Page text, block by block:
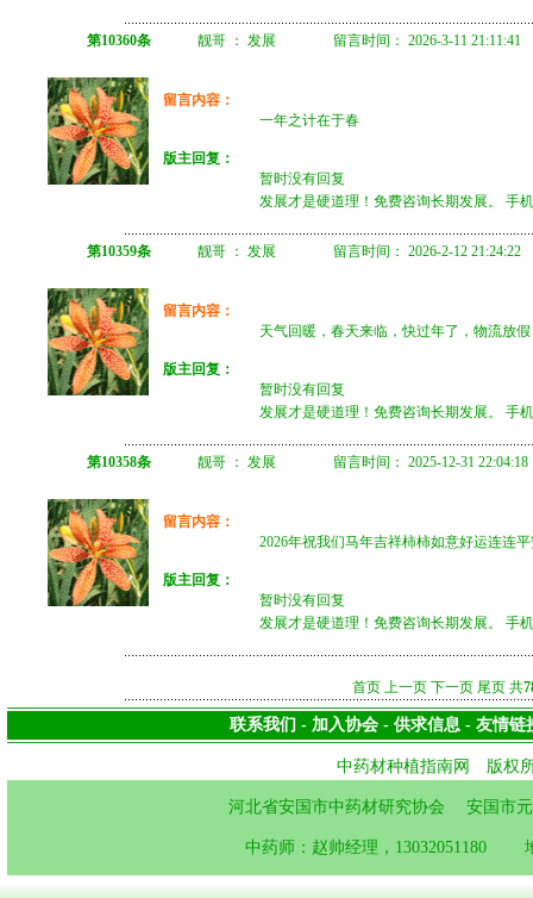
第10360条 靓哥 ： 发展 留言时间： 2026-3-11 21:11:41
留言内容：
一年之计在于春
版主回复：
暂时没有回复
发展才是硬道理！免费咨询长期发展。 手
第10359条 靓哥 ： 发展 留言时间： 2026-2-12 21:24:22
留言内容：
天气回暖，春天来临，快过年了，物流放
版主回复：
暂时没有回复
发展才是硬道理！免费咨询长期发展。 手
第10358条 靓哥 ： 发展 留言时间： 2025-12-31
留言内容：
2026年祝我们马年吉祥柿柿如意好运连连
版主回复：
暂时没有回复
发展才是硬道理！免费咨询长期发展。 手
首页 上一页 下一页 尾页 共